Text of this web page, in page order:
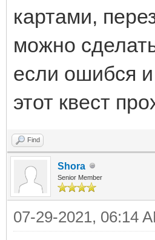
картами,
можно
если ошибся
этот квест
Find
Shora
Senior Member
07-29-2021, 06:14